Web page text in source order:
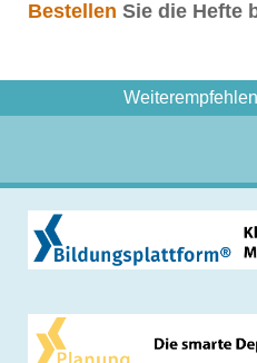
Bestellen Sie die Hefte
Weiterempfehlen